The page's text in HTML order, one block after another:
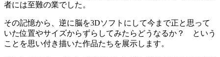
者には至難の業でした。
その記憶から、逆に脳を3Dソフトにして今まで正と思って
いた位置やサイズからずらしてみたらどうなるか？ という
ことを思い付き描いた作品たちを展示します。